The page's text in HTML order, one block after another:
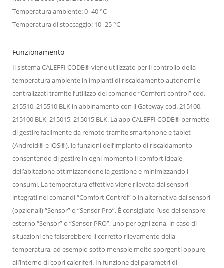
Temperatura ambiente: 0–40 °C
Temperatura di stoccaggio: 10–25 °C
Funzionamento
Il sistema CALEFFI CODE® viene utilizzato per il controllo della
temperatura ambiente in impianti di riscaldamento autonomi e
centralizzati tramite l’utilizzo del comando “Comfort control” cod.
215510, 215510 BLK in abbinamento con il Gateway cod. 215100,
215100 BLK, 215015, 215015 BLK. La app CALEFFI CODE® permette
di gestire facilmente da remoto tramite smartphone e tablet
(Android® e iOS®), le funzioni dell’impianto di riscaldamento
consentendo di gestire in ogni momento il comfort ideale
dell’abitazione ottimizzandone la gestione e minimizzando i
consumi. La temperatura effettiva viene rilevata dai sensori
integrati nei comandi “Comfort Control” o in alternativa dai sensori
(opzionali) “Sensor” o “Sensor Pro”. É consigliato l’uso del sensore
esterno “Sensor” o “Sensor PRO”, uno per ogni zona, in caso di
situazioni che falserebbero il corretto rilevamento della
temperatura, ad esempio sotto mensole molto sporgenti oppure
all’interno di copri caloriferi. In funzione dei parametri di